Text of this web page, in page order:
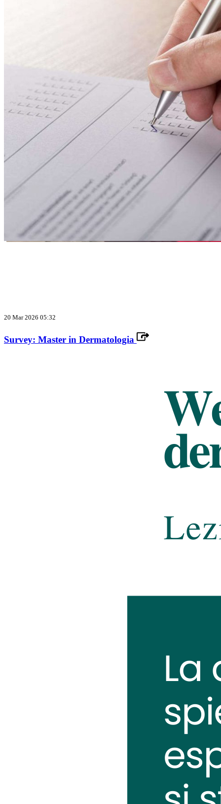
20 Mar 2026 05:32
Survey: Master in Dermatologia